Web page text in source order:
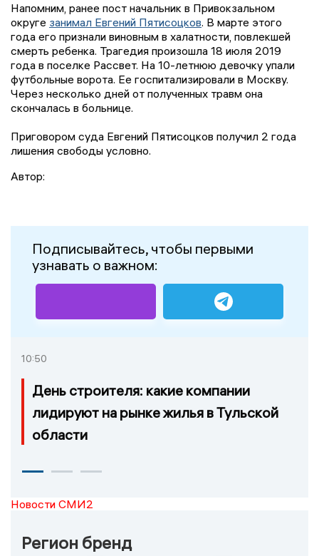
Напомним, ранее пост начальник в Привокзальном
округе занимал Евгений Пятисоцков. В марте этого
года его признали виновным в халатности, повлекшей
смерть ребенка. Трагедия произошла 18 июля 2019
года в поселке Рассвет. На 10-летнюю девочку упали
футбольные ворота. Ее госпитализировали в Москву.
Через несколько дней от полученных травм она
скончалась в больнице.
Приговором суда Евгений Пятисоцков получил 2 года
лишения свободы условно.
Автор:
Подписывайтесь, чтобы первыми
узнавать о важном:
10:50
День строителя: какие компании
лидируют на рынке жилья в Тульской
области
Новости СМИ2
Регион бренд